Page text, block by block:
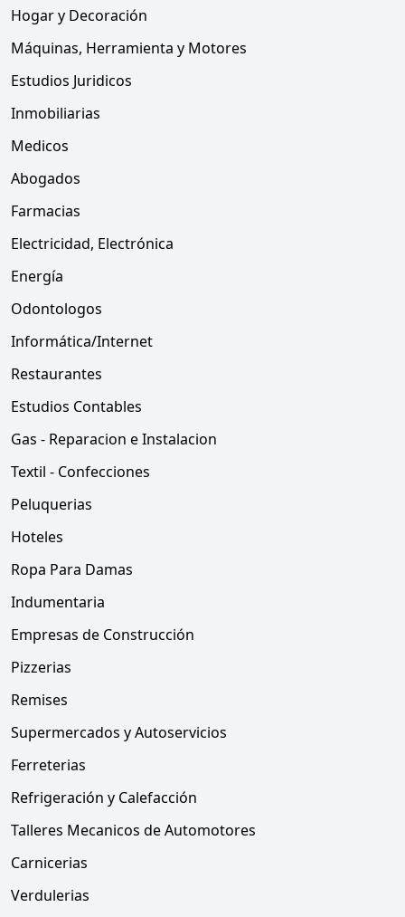
Hogar y Decoración
Máquinas, Herramienta y Motores
Estudios Juridicos
Inmobiliarias
Medicos
Abogados
Farmacias
Electricidad, Electrónica
Energía
Odontologos
Informática/Internet
Restaurantes
Estudios Contables
Gas - Reparacion e Instalacion
Textil - Confecciones
Peluquerias
Hoteles
Ropa Para Damas
Indumentaria
Empresas de Construcción
Pizzerias
Remises
Supermercados y Autoservicios
Ferreterias
Refrigeración y Calefacción
Talleres Mecanicos de Automotores
Carnicerias
Verdulerias